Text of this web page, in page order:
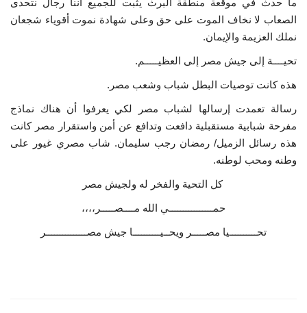
الصعاب لا نخاف الموت على حق وعلى شهادة نموت أقوياء شجعان
نملك العزيمة والإيمان.
تحيــــة إلى جيش مصر إلى العظيـــــم.
هذه كانت توصيات البطل شباب وشعب مصر.
رسالة تعمدت إرسالها لشباب مصر لكي يعرفوا أن هناك نماذج
مفرحة شبابية مستقبلية دافعت وتدافع عن أمن واستقرار مصر كانت
هذه رسائل الزميل/ رمضان رجب سليمان. شاب مصري غيور على
وطنه ومحب لوطنه.
كل التحية والفخر له ولجيش مصر
حمــــــــــــــــي الله مــــصـــــر،،،،
تحــــــــــيا مصـــــر ويحــيــــــــــا جيش مصـــــــــــــــر